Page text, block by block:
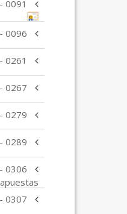
0091 - Modificación de la homologación e inscripción en el registro de modelos de máquinas recreativas y de azar y otro material de juego y apuestas
0096 - Homologación e inscripción en el registro de modelos de máquinas recreativas y de azar y otro material de juego y apuestas
0261 - Autorización de apertura y funcionamiento de local especifico de apuestas
0267 - Autorización de apertura y funcionamiento de áreas de apuestas en instalaciones deportivas
0279 - Autorización para realizar apuestas en casinos, bingos y salones de juego
0289 - Declaración de premios de apuestas superiores a 3.000 euros
apuestas
0307 - Comunicación de emplazamiento para la instalación de máquinas auxiliares de apuestas en locales o áreas de apuestas